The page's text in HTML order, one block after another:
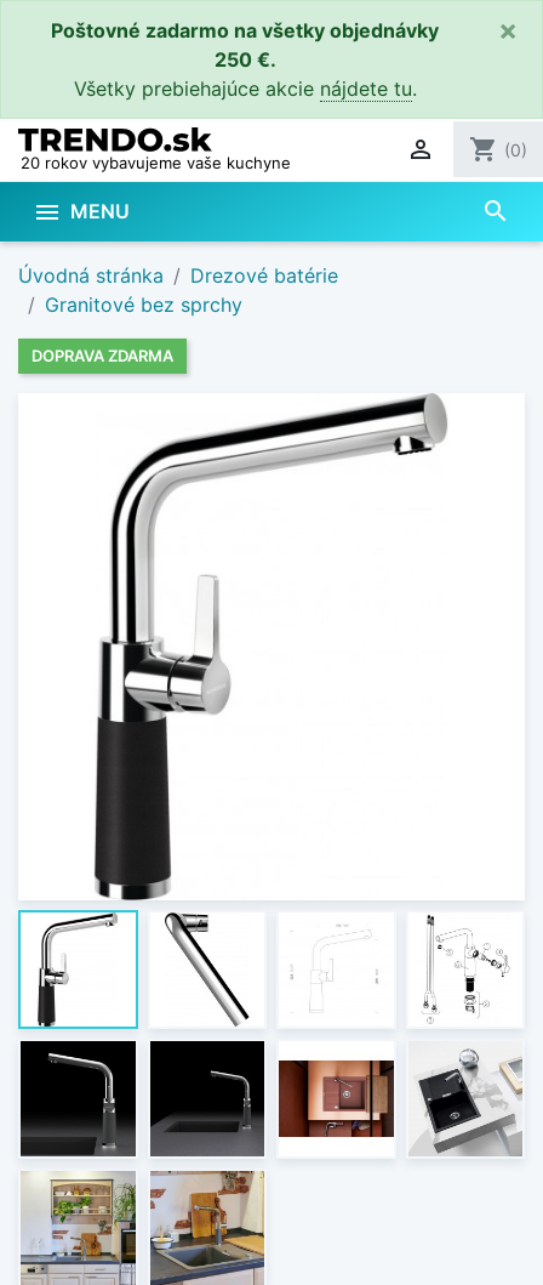
Poštovné zadarmo na všetky objednávky
250 €.
Všetky prebiehajúce akcie nájdete tu.
×
20 rokov vybavujeme vaše kuchyne  shopping_cart (0)
 MENU search
Úvodná stránka
Drezové batérie
Granitové bez sprchy
DOPRAVA ZDARMA